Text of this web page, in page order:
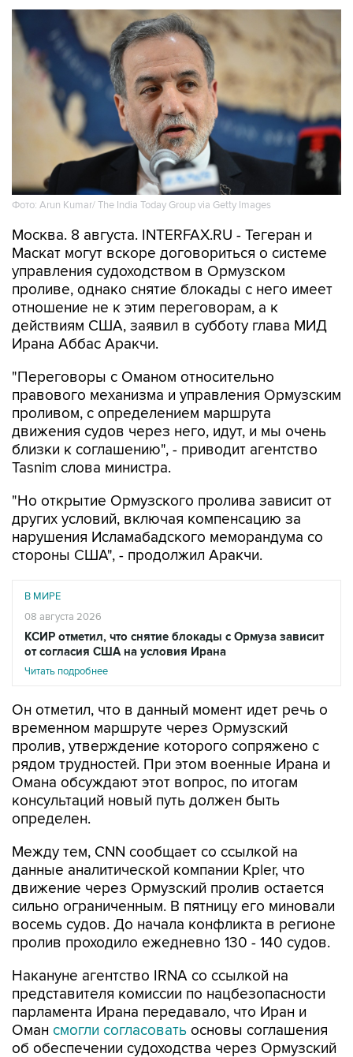
Фото: Arun Kumar/ The India Today Group via Getty Images
Москва. 8 августа. INTERFAX.RU - Тегеран и
Маскат могут вскоре договориться о системе
управления судоходством в Ормузском
проливе, однако снятие блокады с него имеет
отношение не к этим переговорам, а к
действиям США, заявил в субботу глава МИД
Ирана Аббас Аракчи.
"Переговоры с Оманом относительно
правового механизма и управления Ормузским
проливом, с определением маршрута
движения судов через него, идут, и мы очень
близки к соглашению", - приводит агентство
Tasnim слова министра.
"Но открытие Ормузского пролива зависит от
других условий, включая компенсацию за
нарушения Исламабадского меморандума со
стороны США", - продолжил Аракчи.
В МИРЕ
08 августа 2026
КСИР отметил, что снятие блокады с Ормуза зависит
от согласия США на условия Ирана
Читать подробнее
Он отметил, что в данный момент идет речь о
временном маршруте через Ормузский
пролив, утверждение которого сопряжено с
рядом трудностей. При этом военные Ирана и
Омана обсуждают этот вопрос, по итогам
консультаций новый путь должен быть
определен.
Между тем, CNN сообщает со ссылкой на
данные аналитической компании Kpler, что
движение через Ормузский пролив остается
сильно ограниченным. В пятницу его миновали
восемь судов. До начала конфликта в регионе
пролив проходило ежедневно 130 - 140 судов.
Накануне агентство IRNA со ссылкой на
представителя комиссии по нацбезопасности
парламента Ирана передавало, что Иран и
Оман смогли согласовать основы соглашения
об обеспечении судоходства через Ормузский